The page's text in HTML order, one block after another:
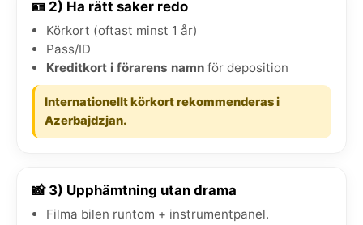
🪪 2) Ha rätt saker redo
Körkort (oftast minst 1 år)
Pass/ID
Kreditkort i förarens namn för deposition
Internationellt körkort rekommenderas i
Azerbajdzjan.
📸 3) Upphämtning utan drama
Filma bilen runtom + instrumentpanel.